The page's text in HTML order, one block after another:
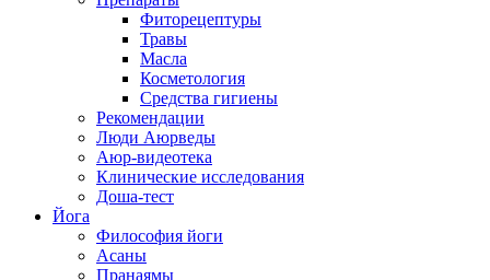
Фиторецептуры
Травы
Масла
Косметология
Средства гигиены
Рекомендации
Люди Аюрведы
Аюр-видеотека
Клинические исследования
Доша-тест
Йога
Философия йоги
Асаны
Пранаямы